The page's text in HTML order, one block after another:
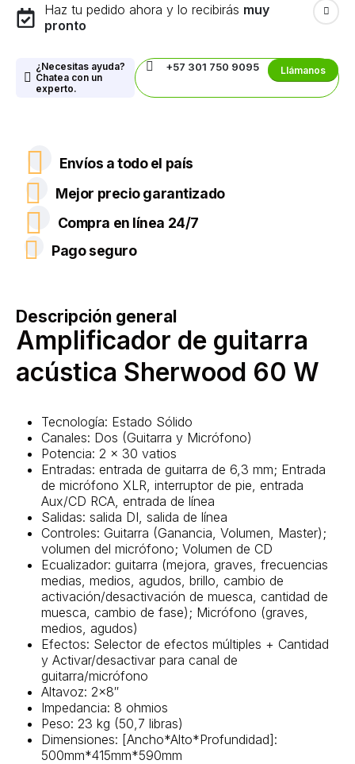
Haz tu pedido ahora y lo recibirás muy
pronto
¿Necesitas ayuda?
Chatea con un
experto.
+57 301 750 9095 Llámanos
Envíos a todo el país
Mejor precio garantizado
Compra en línea 24/7
Pago seguro
Descripción general
Amplificador de guitarra
acústica Sherwood 60 W
Tecnología: Estado Sólido
Canales: Dos (Guitarra y Micrófono)
Potencia: 2 x 30 vatios
Entradas: entrada de guitarra de 6,3 mm; Entrada
de micrófono XLR, interruptor de pie, entrada
Aux/CD RCA, entrada de línea
Salidas: salida DI, salida de línea
Controles: Guitarra (Ganancia, Volumen, Master);
volumen del micrófono; Volumen de CD
Ecualizador: guitarra (mejora, graves, frecuencias
medias, medios, agudos, brillo, cambio de
activación/desactivación de muesca, cantidad de
muesca, cambio de fase); Micrófono (graves,
medios, agudos)
Efectos: Selector de efectos múltiples + Cantidad
y Activar/desactivar para canal de
guitarra/micrófono
Altavoz: 2×8″
Impedancia: 8 ohmios
Peso: 23 kg (50,7 libras)
Dimensiones: [Ancho*Alto*Profundidad]:
500mm*415mm*590mm